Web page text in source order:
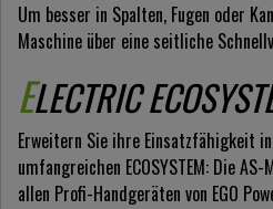
Um besser in Spalten, Fugen oder
Maschine über eine seitliche
ELECTRIC
Erweitern Sie ihre Einsatzfähigkeit
umfangreichen ECOSYSTEM: Die
allen Profi-Handgeräten von EGO